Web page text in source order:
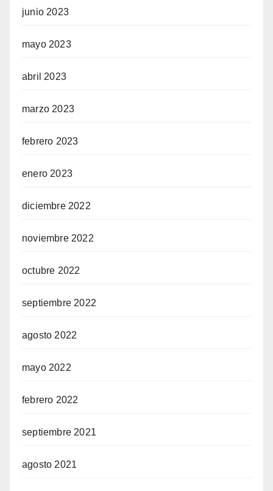
junio 2023
mayo 2023
abril 2023
marzo 2023
febrero 2023
enero 2023
diciembre 2022
noviembre 2022
octubre 2022
septiembre 2022
agosto 2022
mayo 2022
febrero 2022
septiembre 2021
agosto 2021